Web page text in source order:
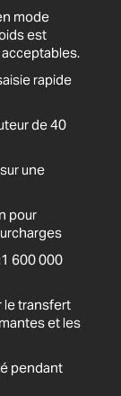
mode
est
rapide
de 40
une
pour
600 000
le transfert
et les
pendant